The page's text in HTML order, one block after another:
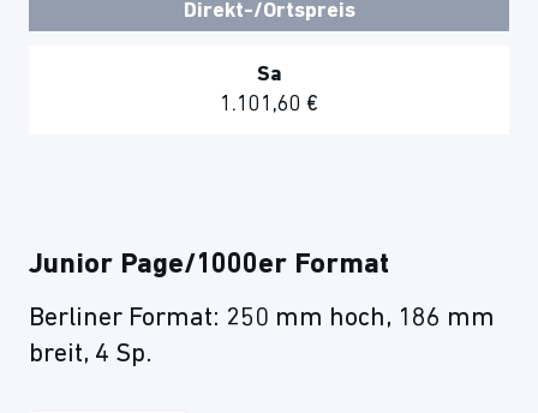
Direkt-/Ortspreis
Sa
1.101,60 €
Junior Page/1000er Format
Berliner Format: 250 mm hoch, 186 mm
breit, 4 Sp.